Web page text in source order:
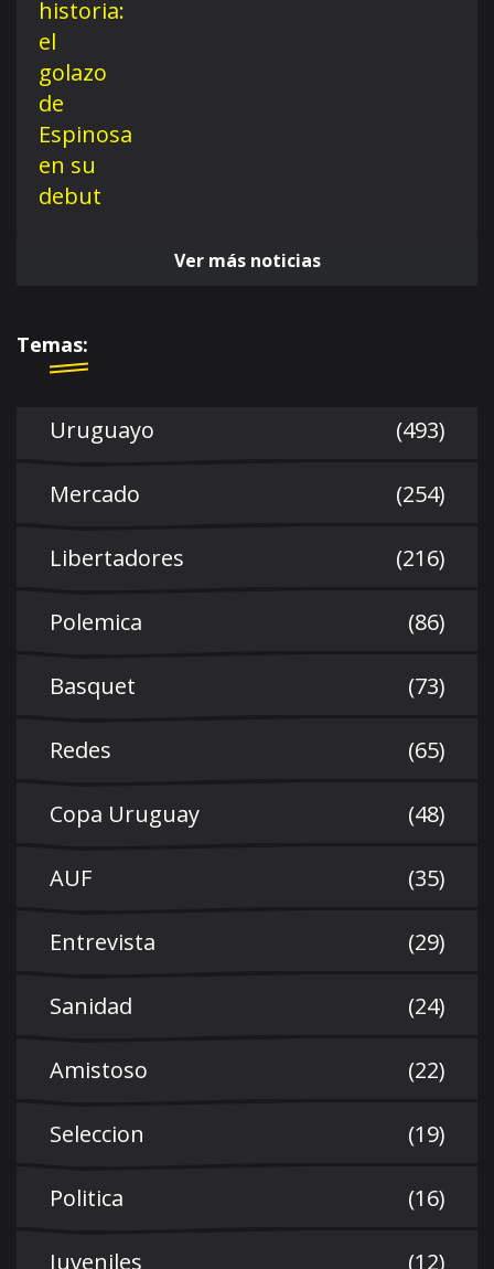
Ver más noticias
Temas:
Uruguayo (493)
Mercado (254)
Libertadores (216)
Polemica (86)
Basquet (73)
Redes (65)
Copa Uruguay (48)
AUF (35)
Entrevista (29)
Sanidad (24)
Amistoso (22)
Seleccion (19)
Politica (16)
Juveniles (12)